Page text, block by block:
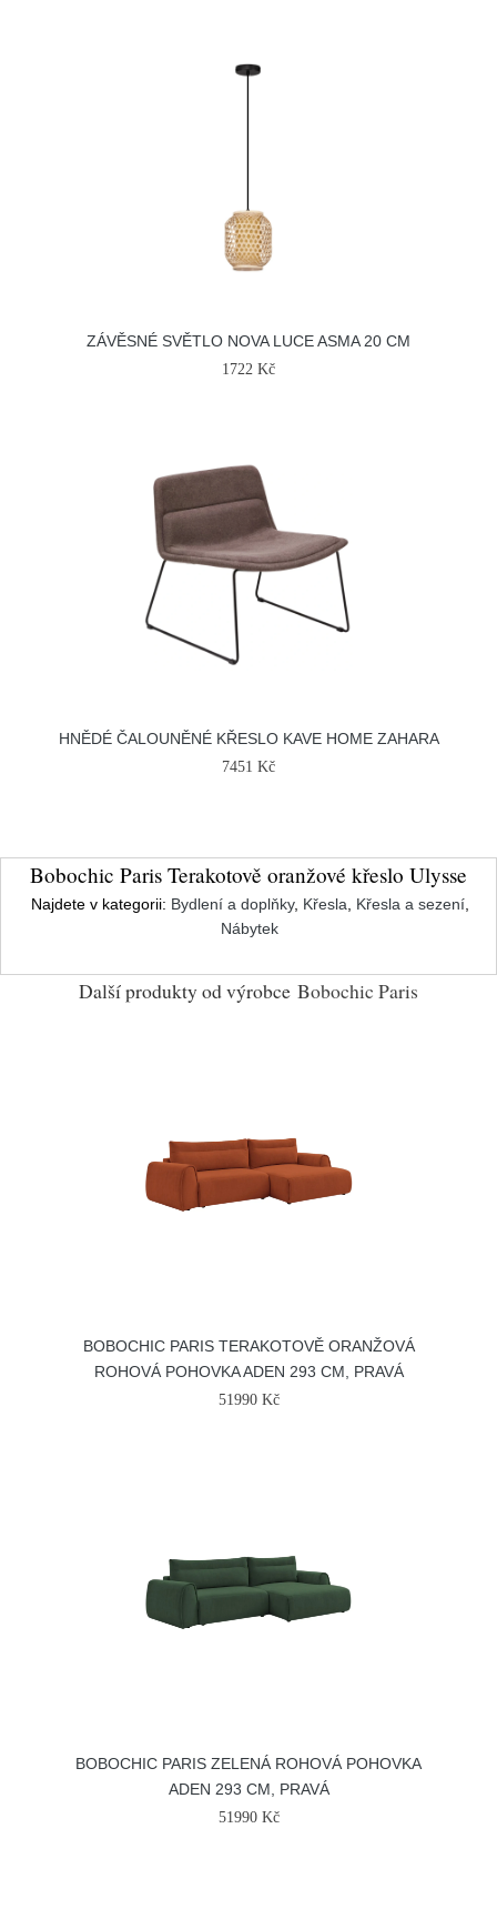
ZÁVĚSNÉ SVĚTLO NOVA LUCE ASMA 20 CM
1722 Kč
HNĚDÉ ČALOUNĚNÉ KŘESLO KAVE HOME ZAHARA
7451 Kč
Bobochic Paris Terakotově oranžové křeslo Ulysse
Najdete v kategorii: Bydlení a doplňky, Křesla Křesla a sezení,
Nábytek
Další produkty od výrobce Bobochic Paris
BOBOCHIC PARIS TERAKOTOVĚ ORANŽOVÁ
ROHOVÁ POHOVKA ADEN 293 CM, PRAVÁ
51990 Kč
BOBOCHIC PARIS ZELENÁ ROHOVÁ POHOVKA
ADEN 293 CM, PRAVÁ
51990 Kč